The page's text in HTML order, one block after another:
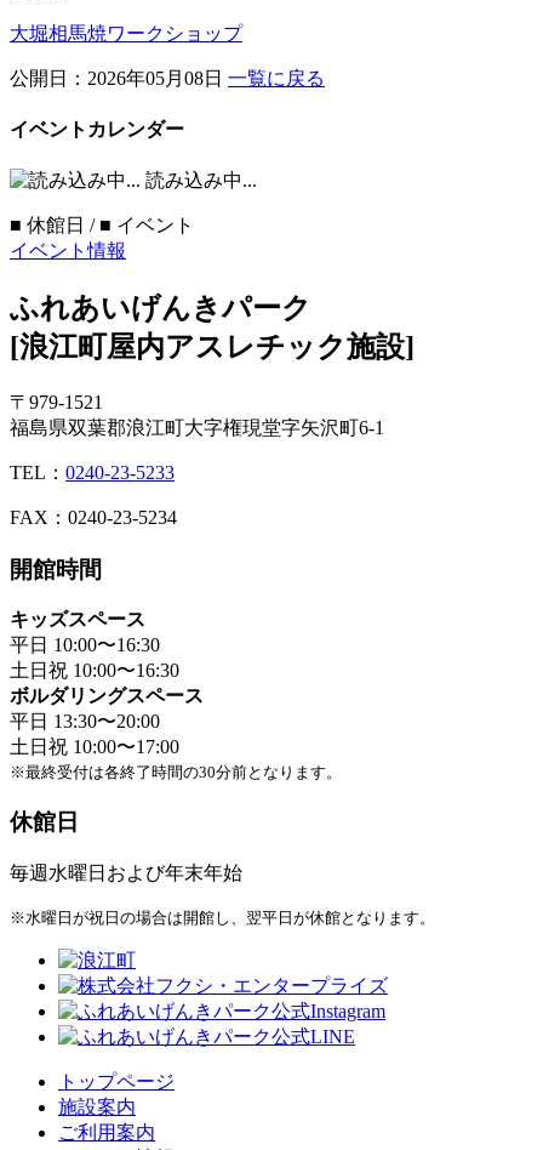
大堀相馬焼ワークショップ
公開日：2026年05月08日 一覧に戻る
イベントカレンダー
読み込み中...
■ 休館日 / ■ イベント
イベント情報
ふれあいげんきパーク
[浪江町屋内アスレチック施設]
〒979-1521
福島県双葉郡浪江町大字権現堂字矢沢町6-1
TEL： 0240-23-5233
FAX：0240-23-5234
開館時間
キッズスペース
平日 10:00〜16:30
土日祝 10:00〜16:30
ボルダリングスペース
平日 13:30〜20:00
土日祝 10:00〜17:00
※最終受付は各終了時間の30分前となります。
休館日
毎週水曜日および年末年始
※水曜日が祝日の場合は開館し、翌平日が休館となります。
トップページ
施設案内
ご利用案内